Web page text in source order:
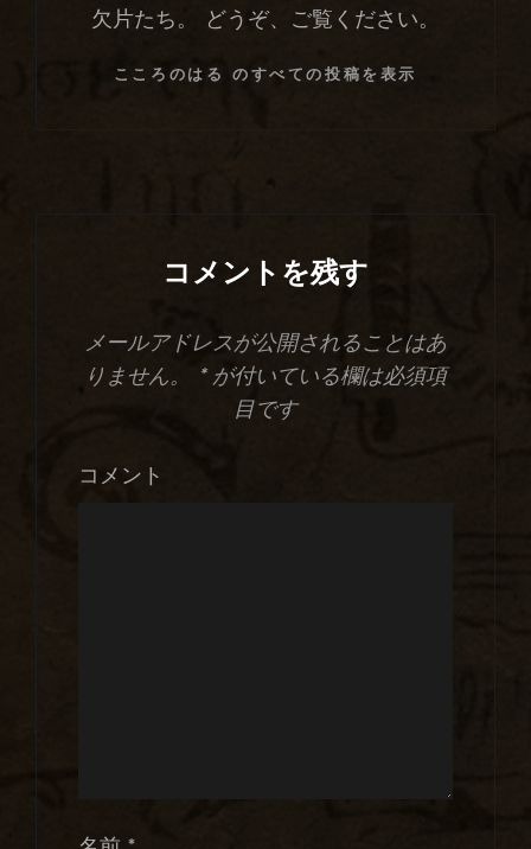
欠片たち。 どうぞ、ご覧ください。
こころのはる のすべての投稿を表示
コメントを残す
メールアドレスが公開されることはあ
りません。
*が付いている欄は必須項
目です
コメント